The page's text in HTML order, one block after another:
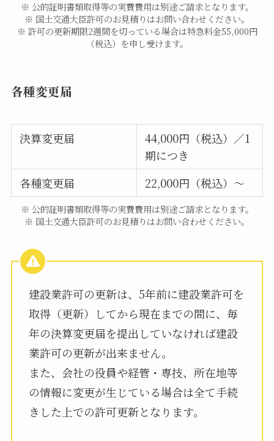
※ 公的証明書類取得等の実費費用は別途ご請求となります。
※ 国土交通大臣許可のお見積りはお問い合わせください。
※ 許可の更新期限2週間を切っている場合は特急料金55,000円
（税込）を申し受けます。
各種変更届
決算変更届
44,000円（税込）／1
期につき
各種変更届
22,000円（税込）～
※ 公的証明書類取得等の実費費用は別途ご請求となります。
※ 国土交通大臣許可のお見積りはお問い合わせください。
建設業許可の更新は、5年前に建設業許可を
取得（更新）してから現在までの間に、毎
年の決算変更届を提出していなければ建設
業許可の更新が出来ません。
また、会社の役員や経管・専技、所在地等
の情報に変更が生じている場合は全て手続
きした上での許可更新となります。